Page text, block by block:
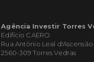
Agência Investir Torres
Edifício CAERO
Rua António Leal d'Ascensão
2560-309 Torres Vedras